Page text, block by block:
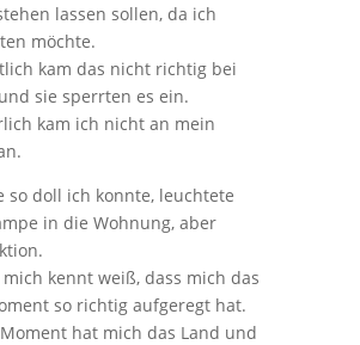
lassen sollen, da ich
möchte.
kam das nicht richtig bei
sie sperrten es ein.
kam ich nicht an mein
so doll ich konnte, leuchtete
in die Wohnung, aber
mich kennt weiß, dass mich das
so richtig aufgeregt hat.
hat mich das Land und